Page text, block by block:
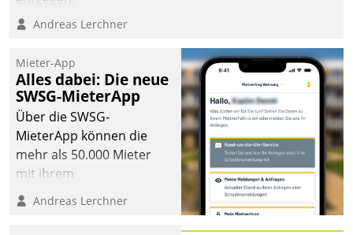
Andreas Lerchner
Mieter-App
Alles dabei: Die neue
SWSG-MieterApp
Über die SWSG-
MieterApp können die
mehr als 50.000 Mieter
mit ihrem
Wohnungsunternehmen
kommunizieren, auf dem
Andreas Lerchner